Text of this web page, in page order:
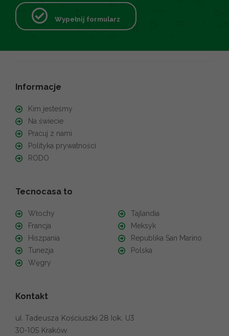
Wypełnij formularz
Informacje
Kim jesteśmy
Na świecie
Pracuj z nami
Polityka prywatności
RODO
Tecnocasa to
Włochy
Francja
Hiszpania
Tunezja
Węgry
Tajlandia
Meksyk
Republika San Marino
Polska
Kontakt
ul. Tadeusza Kościuszki 28 lok. U3
30-105 Kraków